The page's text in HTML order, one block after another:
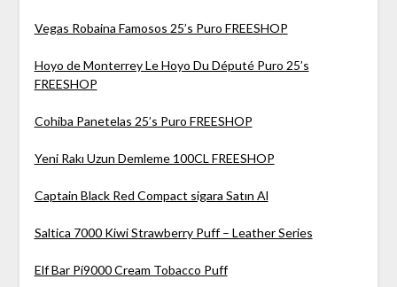
Vegas Robaina Famosos 25’s Puro FREESHOP
Hoyo de Monterrey Le Hoyo Du Député Puro 25’s
FREESHOP
Cohiba Panetelas 25’s Puro FREESHOP
Yeni Rakı Uzun Demleme 100CL FREESHOP
Captain Black Red Compact sigara Satın Al
Saltica 7000 Kiwi Strawberry Puff – Leather Series
Elf Bar Pi9000 Cream Tobacco Puff